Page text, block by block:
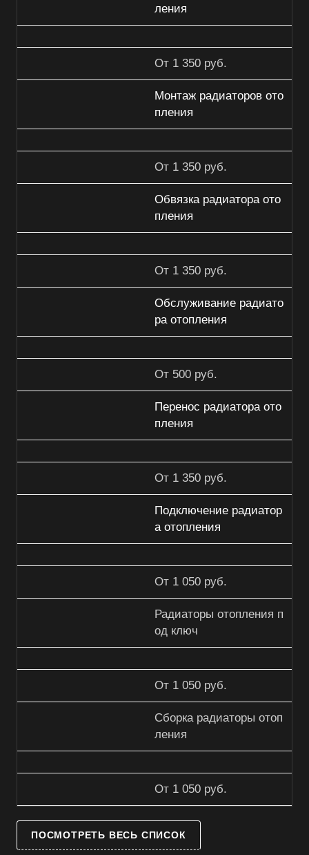
ления
От 1 350 руб.
Монтаж радиаторов ото
пления
От 1 350 руб.
Обвязка радиатора ото
пления
От 1 350 руб.
Обслуживание радиато
ра отопления
От 500 руб.
Перенос радиатора ото
пления
От 1 350 руб.
Подключение радиатор
а отопления
От 1 050 руб.
Радиаторы отопления п
од ключ
От 1 050 руб.
Сборка радиаторы отоп
ления
От 1 050 руб.
ПОСМОТРЕТЬ ВЕСЬ СПИСОК